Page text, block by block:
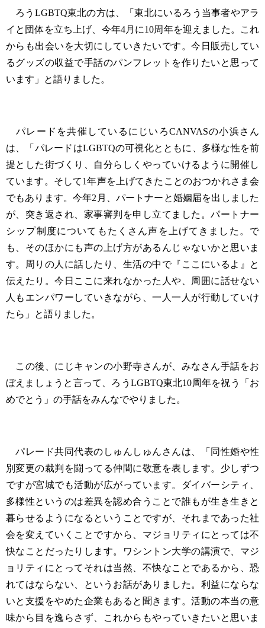
ろうLGBTQ東北の方は、「東北にいるろう当事者やアラ
イと団体を立ち上げ、今年4月に10周年を迎えました。これ
からも出会いを大切にしていきたいです。今日販売してい
るグッズの収益で手話のパンフレットを作りたいと思って
います」と語りました。
パレードを共催しているにじいろCANVASの小浜さん
は、「パレードはLGBTQの可視化とともに、多様な性を前
提とした街づくり、自分らしくやっていけるように開催し
ています。そして1年声を上げてきたことのおつかれさま会
でもあります。今年2月、パートナーと婚姻届を出しました
が、突き返され、家事審判を申し立てました。パートナー
シップ制度についてもたくさん声を上げてきました。で
も、そのほかにも声の上げ方があるんじゃないかと思いま
す。周りの人に話したり、生活の中で『ここにいるよ』と
伝えたり。今日ここに来れなかった人や、周囲に話せない
人もエンパワーしていきながら、一人一人が行動していけ
たら」と語りました。
この後、にじキャンの小野寺さんが、みなさん手話をお
ぼえましょうと言って、ろうLGBTQ東北10周年を祝う「お
めでとう」の手話をみんなでやりました。
パレード共同代表のしゅんしゅんさんは、「同性婚や性
別変更の裁判を闘ってる仲間に敬意を表します。少しずつ
ですが宮城でも活動が広がっています。ダイバーシティ、
多様性というのは差異を認め合うことで誰もが生き生きと
暮らせるようになるということですが、それまであった社
会を変えていくことですから、マジョリティにとっては不
快なことだったりします。ワシントン大学の講演で、マジ
ョリティにとってそれは当然、不快なことであるから、恐
れてはならない、というお話がありました。利益にならな
いと支援をやめた企業もあると聞きます。活動の本当の意
味から目を逸らさず、これからもやっていきたいと思いま